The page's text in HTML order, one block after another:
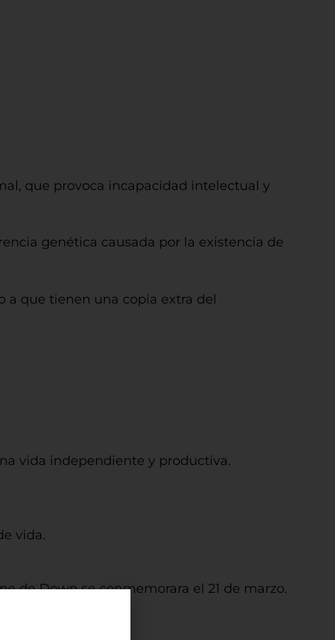
que provoca incapacidad intelectual y
genética causada por la existencia de
a que tienen una copia extra del
vida independiente y productiva.
vida.
de Down se conmemorara el 21 de marzo.